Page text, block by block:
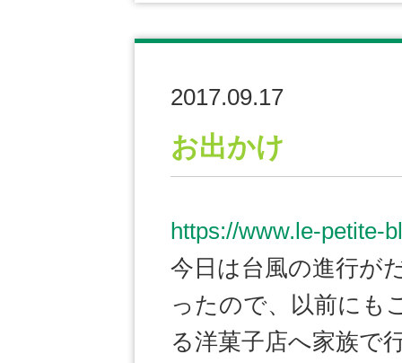
2017.09.17
お出かけ
https://www.le-petite-
今日は台風の進行が
ったので、以前にも
る洋菓子店へ家族で